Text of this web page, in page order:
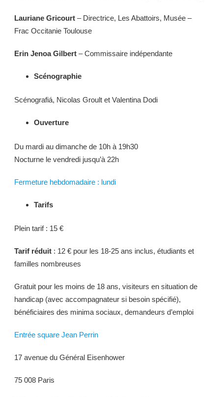
Lauriane Gricourt – Directrice, Les Abattoirs, Musée –
Frac Occitanie Toulouse
Erin Jenoa Gilbert – Commissaire indépendante
Scénographie
Scénografiá, Nicolas Groult et Valentina Dodi
Ouverture
Du mardi au dimanche de 10h à 19h30
Nocturne le vendredi jusqu’à 22h
Fermeture hebdomadaire : lundi
Tarifs
Plein tarif : 15 €
Tarif réduit : 12 € pour les 18-25 ans inclus, étudiants et
familles nombreuses
Gratuit pour les moins de 18 ans, visiteurs en situation de
handicap (avec accompagnateur si besoin spécifié),
bénéficiaires des minima sociaux, demandeurs d’emploi
Entrée square Jean Perrin
17 avenue du Général Eisenhower
75 008 Paris